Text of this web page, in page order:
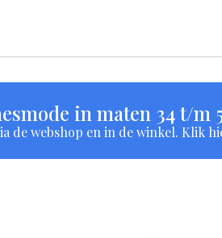
in maten 34 t/m
de webshop en in de winkel. Klik